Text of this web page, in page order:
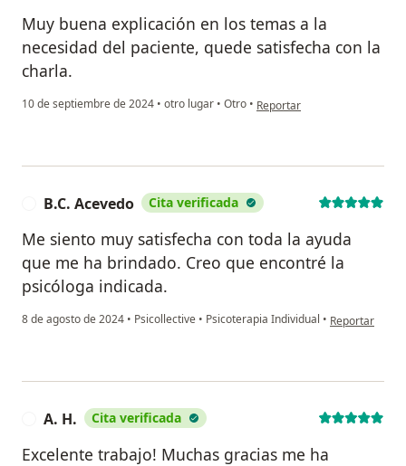
Muy buena explicación en los temas a la
necesidad del paciente, quede satisfecha con la
charla.
10 de septiembre de 2024 • otro lugar • Otro • en opinión del usuario ZIC
Reportar
B.C. Acevedo Cita verificada
Me siento muy satisfecha con toda la ayuda
que me ha brindado. Creo que encontré la
psicóloga indicada.
8 de agosto de 2024 • Psicollective • Psicoterapia Individual • en opinión del
Reportar
A. H. Cita verificada
Excelente trabajo! Muchas gracias me ha